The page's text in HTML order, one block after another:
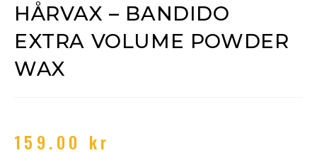
HÅRVAX – BANDIDO
EXTRA VOLUME POWDER
WAX
159.00 kr